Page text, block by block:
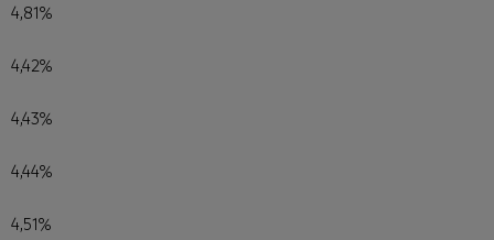
4,81%
4,42%
4,43%
4,44%
4,51%